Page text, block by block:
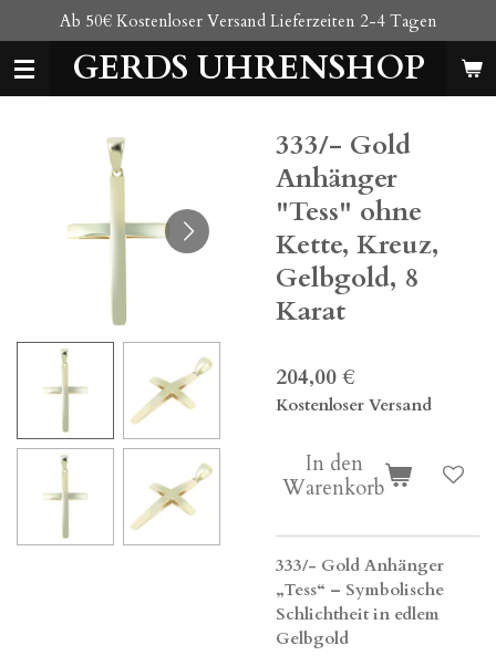
Hauptinhalt
springenGERDS UHRENSHOP
Ab 50€ Kostenloser Versand Lieferzeiten 2-4 Tagen
333/- Gold
Anhänger
"Tess" ohne
Kette, Kreuz,
Gelbgold, 8
Karat
204,00 €
Kostenloser Versand
In den
Warenkorb
333/- Gold Anhänger
„Tess“ – Symbolische
Schlichtheit in edlem
Gelbgold